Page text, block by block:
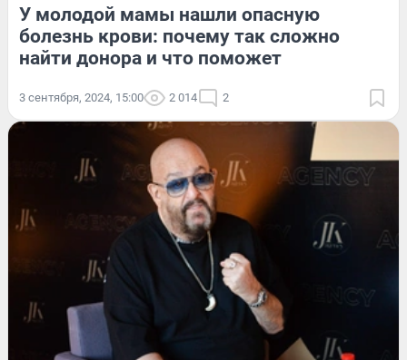
У молодой мамы нашли опасную
болезнь крови: почему так сложно
найти донора и что поможет
3 сентября, 2024, 15:00 2 014 2